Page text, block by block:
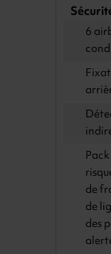
6
de
de
des